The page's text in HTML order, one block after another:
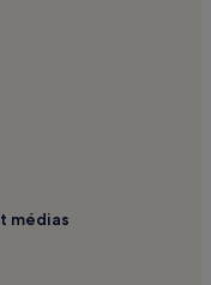
gratuit à
médias